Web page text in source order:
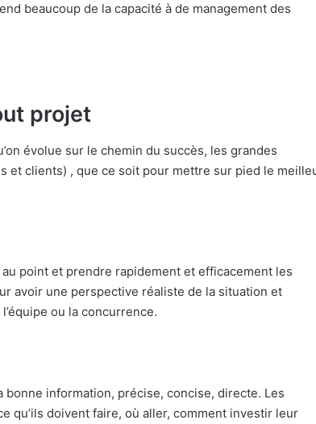
beaucoup de la capacité à de management des
projet
évolue sur le chemin du succès, les grandes
et clients) , que ce soit pour mettre sur pied le
point et prendre rapidement et efficacement les
avoir une perspective réaliste de la situation et
ou la concurrence.
information, précise, concise, directe. Les
qu’ils doivent faire, où aller, comment investir leur